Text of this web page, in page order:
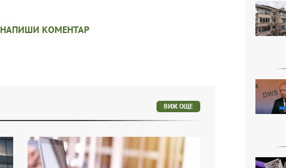
НАПИШИ КОМЕНТАР
ВИЖ ОЩЕ